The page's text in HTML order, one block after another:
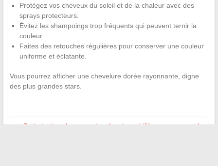
Protégez vos cheveux du soleil et de la chaleur avec des
sprays protecteurs.
Évitez les shampoings trop fréquents qui peuvent ternir la
couleur.
Faites des retouches régulières pour conserver une couleur
uniforme et éclatante.
Vous pourrez afficher une chevelure dorée rayonnante, digne
des plus grandes stars.
Optimisation de vos recherches immobilières : comment le